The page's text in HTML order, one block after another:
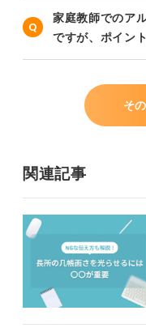
家庭教師でのア
ですが、ポイン
そ
関連記事